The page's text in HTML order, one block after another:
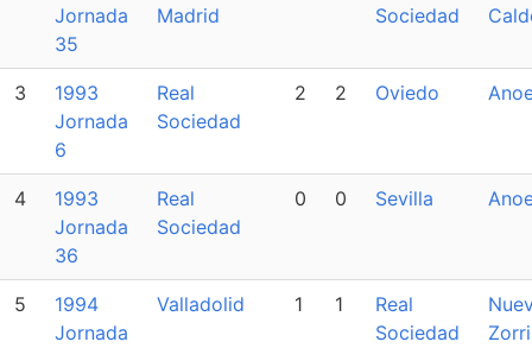
Jornada
35
Madrid
Sociedad
3
1993
Jornada
6
Real
Sociedad
2 2 Oviedo
4
1993
Jornada
36
Real
Sociedad
0 0 Sevilla
5
1994
Jornada
Valladolid 1 1
Real
Sociedad